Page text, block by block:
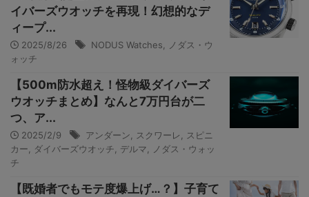
イバーズウオッチを再現！幻想的なデ
ィープ...
2025/8/26 NODUS Watches
ノダス・ウ
ォッチ
【500m防水超え！怪物級ダイバーズ
ウオッチまとめ】なんと7万円台が二
つ、ア...
2025/2/9 アンダーン スクワーレ
スピニ
カー
ダイバーズウオッチ デルマ
ノダス・ウォッ
チ
【既婚者でもモテ度爆上げ…？】子育て